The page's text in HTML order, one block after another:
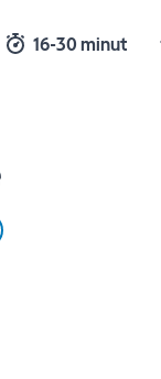
16-30 minut